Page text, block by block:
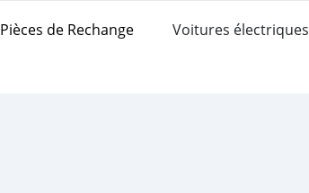
Pièces de Rechange Voitures électriques